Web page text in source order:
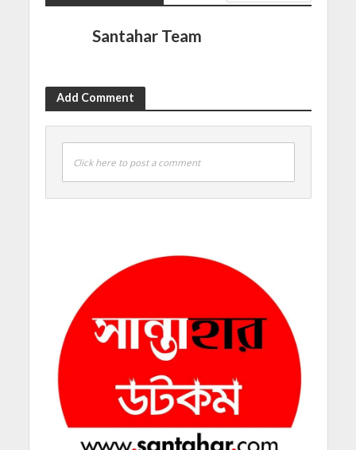
Santahar Team
Add Comment
Click here to post a comment